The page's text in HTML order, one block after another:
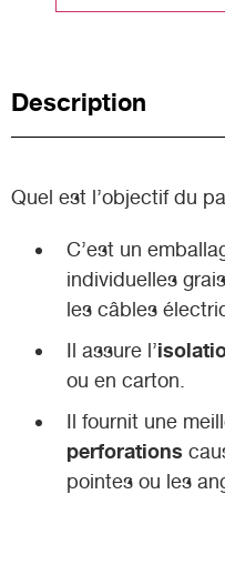
Description
Quel est l’objectif du
C’est un
individuelles
les câbles
Il assure l’
ou en carton.
Il fournit une
perforations
pointes ou les